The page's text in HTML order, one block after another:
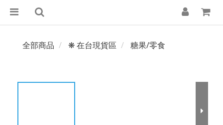
全部商品 ❋ 在台現貨區 糖果/零食